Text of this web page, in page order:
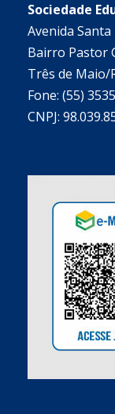
Sociedade
Avenida Santa
Bairro Pastor
Três de Maio/
Fone: (55)
CNPJ: